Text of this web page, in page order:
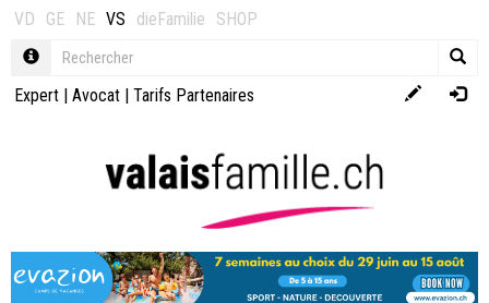
VD GE NE VS dieFamilie SHOP
Expert | Avocat | Tarifs Partenaires